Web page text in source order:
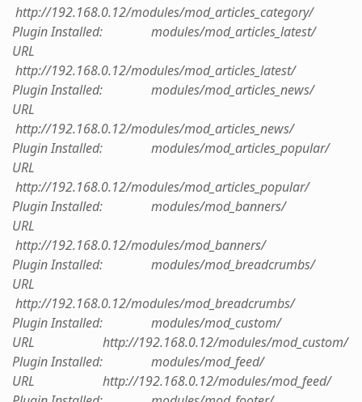
http://192.168.0.12/modules/mod_articles_category/
Plugin Installed: modules/mod_articles_latest/
URL
http://192.168.0.12/modules/mod_articles_latest/
Plugin Installed: modules/mod_articles_news/
URL
http://192.168.0.12/modules/mod_articles_news/
Plugin Installed: modules/mod_articles_popular/
URL
http://192.168.0.12/modules/mod_articles_popular/
Plugin Installed: modules/mod_banners/
URL
http://192.168.0.12/modules/mod_banners/
Plugin Installed: modules/mod_breadcrumbs/
URL
http://192.168.0.12/modules/mod_breadcrumbs/
Plugin Installed: modules/mod_custom/
URL http://192.168.0.12/modules/mod_custom/
Plugin Installed: modules/mod_feed/
URL http://192.168.0.12/modules/mod_feed/